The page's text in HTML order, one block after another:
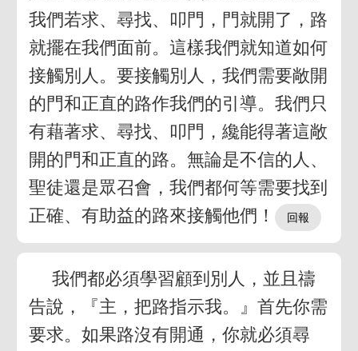
我們若求、尋找、叩門，門就開了，路
就擺在我們面前。這樣我們就知道如何
接觸別人。要接觸別人，我們需要敞開
的門和正直的路作我們的引導。我們只
有藉著求、尋找、叩門，纔能得著這敞
開的門和正直的路。無論是不信的人、
聖徒還是眾召會，我們都何等需要找到
正確、有助益的路來接觸他們！
我們都必須學習顧到別人，並且禱
告說，『主，把路指示我。』首先你需
要求。如果路沒有開通，你就必須尋